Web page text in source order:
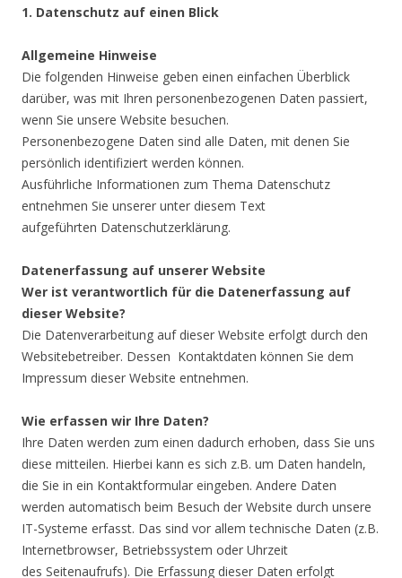
1. Datenschutz auf einen Blick
Allgemeine Hinweise
Die folgenden Hinweise geben einen einfachen Überblick
darüber, was mit Ihren personenbezogenen Daten passiert,
wenn Sie unsere Website besuchen.
Personenbezogene Daten sind alle Daten, mit denen Sie
persönlich identifiziert werden können.
Ausführliche Informationen zum Thema Datenschutz
entnehmen Sie unserer unter diesem Text
aufgeführten Datenschutzerklärung.
Datenerfassung auf unserer Website
Wer ist verantwortlich für die Datenerfassung auf
dieser Website?
Die Datenverarbeitung auf dieser Website erfolgt durch den
Websitebetreiber. Dessen Kontaktdaten können Sie dem
Impressum dieser Website entnehmen.
Wie erfassen wir Ihre Daten?
Ihre Daten werden zum einen dadurch erhoben, dass Sie uns
diese mitteilen. Hierbei kann es sich z.B. um Daten handeln,
die Sie in ein Kontaktformular eingeben. Andere Daten
werden automatisch beim Besuch der Website durch unsere
IT-Systeme erfasst. Das sind vor allem technische Daten (z.B.
Internetbrowser, Betriebssystem oder Uhrzeit
des Seitenaufrufs). Die Erfassung dieser Daten erfolgt